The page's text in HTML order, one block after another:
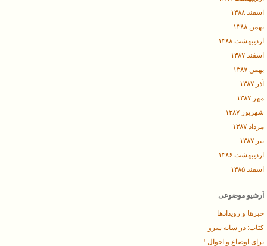
اسفند ۱۳۸۸
بهمن ۱۳۸۸
اردیبهشت ۱۳۸۸
اسفند ۱۳۸۷
بهمن ۱۳۸۷
آذر ۱۳۸۷
مهر ۱۳۸۷
شهریور ۱۳۸۷
مرداد ۱۳۸۷
تیر ۱۳۸۷
اردیبهشت ۱۳۸۶
اسفند ۱۳۸۵
آرشیو موضوعی
خبرها و رویدادها
کتاب: در سایه سرو
برای اوضاع و احوال !